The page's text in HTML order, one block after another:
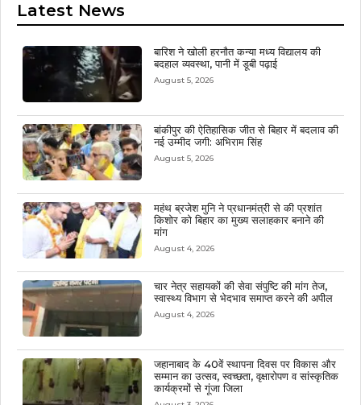
Latest News
बारिश ने खोली हरनौत कन्या मध्य विद्यालय की
बदहाल व्यवस्था, पानी में डूबी पढ़ाई
August 5, 2026
बांकीपुर की ऐतिहासिक जीत से बिहार में बदलाव की
नई उम्मीद जगी: अभिराम सिंह
August 5, 2026
महंथ ब्रजेश मुनि ने प्रधानमंत्री से की प्रशांत
किशोर को बिहार का मुख्य सलाहकार बनाने की
मांग
August 4, 2026
चार नेत्र सहायकों की सेवा संपुष्टि की मांग तेज,
स्वास्थ्य विभाग से भेदभाव समाप्त करने की अपील
August 4, 2026
जहानाबाद के 40वें स्थापना दिवस पर विकास और
सम्मान का उत्सव, स्वच्छता, वृक्षारोपण व सांस्कृतिक
कार्यक्रमों से गूंजा जिला